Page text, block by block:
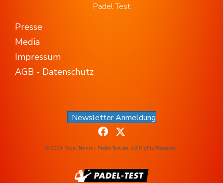
Padel Test
Presse
Media
Impressum
AGB - Datenschutz
Newsletter Anmeldung
© 2024 Padel Tennis - Padel-Test.de. All Rights Reserved.